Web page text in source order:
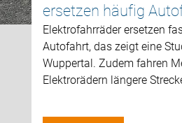
ersetzen häufig
Elektrofahrräder ersetzen
Autofahrt, das zeigt eine
Wuppertal. Zudem fahren
Elektrorädern längere